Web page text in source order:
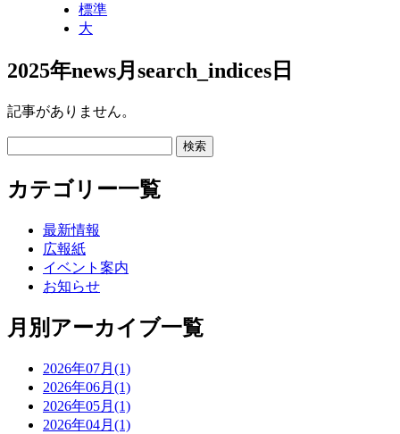
標準
大
2025年news月search_indices日
記事がありません。
カテゴリー一覧
最新情報
広報紙
イベント案内
お知らせ
月別アーカイブ一覧
2026年07月(1)
2026年06月(1)
2026年05月(1)
2026年04月(1)